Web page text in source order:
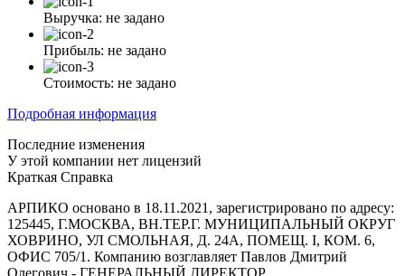
Выручка: не задано
Прибыль: не задано
Стоимость: не задано
Подробная информация
Последние изменения
У этой компании нет лицензий
Краткая Справка
АРПИКО основано в 18.11.2021, зарегистрировано по адресу:
125445, Г.МОСКВА, ВН.ТЕР.Г. МУНИЦИПАЛЬНЫЙ ОКРУГ
ХОВРИНО, УЛ СМОЛЬНАЯ, Д. 24А, ПОМЕЩ. I, КОМ. 6,
ОФИС 705/1. Компанию возглавляет Павлов Дмитрий
Олегович - ГЕНЕРАЛЬНЫЙ ДИРЕКТОР.